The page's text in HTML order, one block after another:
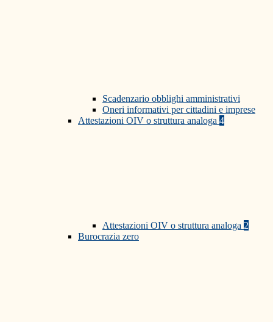
Scadenzario obblighi amministrativi
Oneri informativi per cittadini e imprese
Attestazioni OIV o struttura analoga 4
Attestazioni OIV o struttura analoga 2
Burocrazia zero